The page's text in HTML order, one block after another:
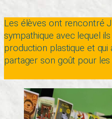
Les élèves ont rencontré
sympathique avec lequel
production plastique et qui
partager son goût pour